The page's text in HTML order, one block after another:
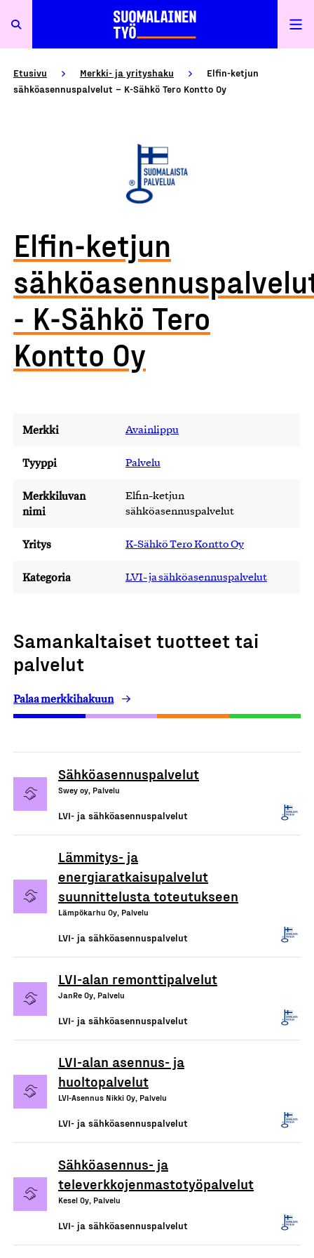
Etusivu Merkki- ja yrityshaku
Elfin-ketjun
sähköasennuspalvelut – K-Sähkö Tero Kontto Oy
Elfin-ketjun
- K-Sähkö Tero
Kontto Oy
Merkki Avainlippu
Tyyppi Palvelu
Merkkiluvan
nimi
Elfin-ketjun
sähköasennuspalvelut
Yritys K-Sähkö Tero Kontto Oy
Kategoria LVI- ja sähköasennuspalvelut
Samankaltaiset tuotteet tai
palvelut
Palaa merkkihakuun
Sähköasennuspalvelut
Swey oy, Palvelu
LVI- ja sähköasennuspalvelut
Lämmitys- ja
energiaratkaisupalvelut
suunnittelusta toteutukseen
Lämpökarhu Oy, Palvelu
LVI- ja sähköasennuspalvelut
LVI-alan remonttipalvelut
JanRe Oy, Palvelu
LVI- ja sähköasennuspalvelut
LVI-alan asennus- ja
huoltopalvelut
LVI-Asennus Nikki Oy, Palvelu
LVI- ja sähköasennuspalvelut
Sähköasennus- ja
televerkkojenmastotyöpalvelut
Kesel Oy, Palvelu
LVI- ja sähköasennuspalvelut